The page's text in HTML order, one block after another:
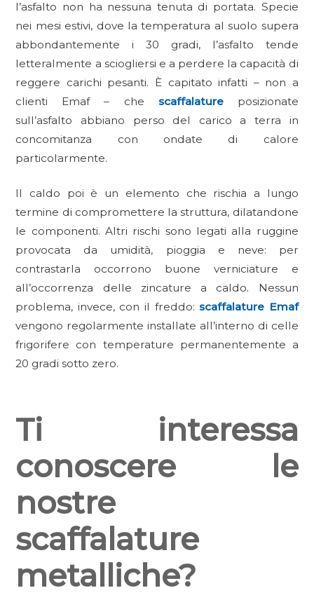
l’asfalto non ha nessuna tenuta di portata. Specie
nei mesi estivi, dove la temperatura al suolo supera
abbondantemente i 30 gradi, l’asfalto tende
letteralmente a sciogliersi e a perdere la capacità di
reggere carichi pesanti. È capitato infatti – non a
clienti Emaf – che scaffalature posizionate
sull’asfalto abbiano perso del carico a terra in
concomitanza con ondate di calore
particolarmente.
Il caldo poi è un elemento che rischia a lungo
termine di compromettere la struttura, dilatandone
le componenti. Altri rischi sono legati alla ruggine
provocata da umidità, pioggia e neve: per
contrastarla occorrono buone verniciature e
all’occorrenza delle zincature a caldo. Nessun
problema, invece, con il freddo:scaffalature Emaf
vengono regolarmente installate all’interno di celle
frigorifere con temperature permanentemente a
20 gradi sotto zero.
Ti interessa
conoscere le
nostre
scaffalature
metalliche?